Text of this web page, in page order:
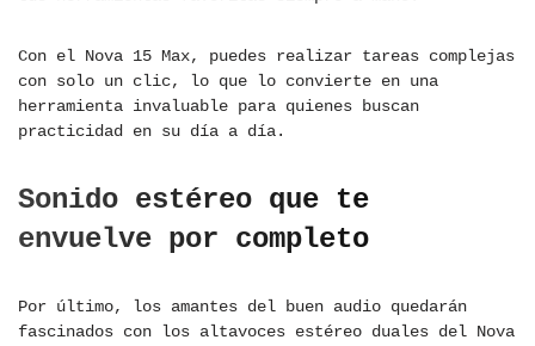
Con el Nova 15 Max, puedes realizar tareas complejas
con solo un clic, lo que lo convierte en una
herramienta invaluable para quienes buscan
practicidad en su día a día.
Sonido estéreo que te
envuelve por completo
Por último, los amantes del buen audio quedarán
fascinados con los altavoces estéreo duales del Nova